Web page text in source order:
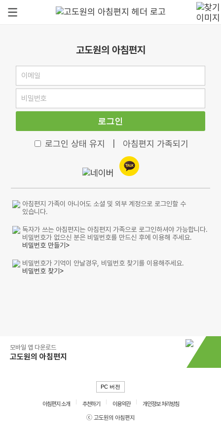
고도원의 아침편지
로그인
로그인 상태 유지 아침편지 가족되기
아침편지 가족이 아니어도 소셜 및 외부 계정으로 로그인할 수
있습니다.
독자가 쓰는 아침편지는 아침편지 가족으로 로그인하셔야 가능합니다.
비밀번호가 없으신 분은 비밀번호를 만드신 후에 이용해 주세요.
비밀번호 만들기>
비밀번호가 기억이 안날경우, 비밀번호 찾기를 이용해주세요.
비밀번호 찾기>
모바일 앱 다운로드
고도원의 아침편지
PC 버전
아침편지 소개 추천하기 이용약관
개인정보 처리방침
ⓒ 고도원의 아침편지